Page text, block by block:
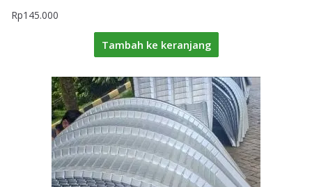
Rp145.000
Tambah ke keranjang